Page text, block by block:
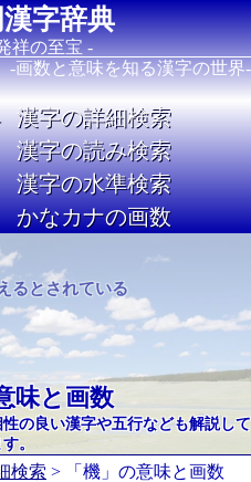
字辞典
祥の至宝 -
-画数と意味を知る漢字の世界-
漢字の詳細検索
漢字の読み検索
漢字の水準検索
かなカナの画数
02
るとされている
味と画数
の良い漢字や五行なども解説して
。
検索 > 「機」の意味と画数